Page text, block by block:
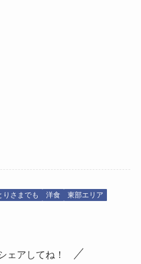
りさまでも 洋食
東部エリア
ェアしてね！